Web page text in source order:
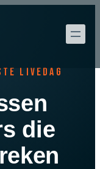
livedag
die